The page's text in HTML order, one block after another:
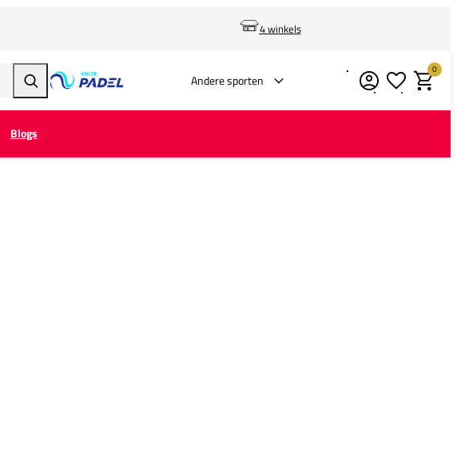
4 winkels
Zoeken Andere sporten Verlanglijstje
0
Blogs